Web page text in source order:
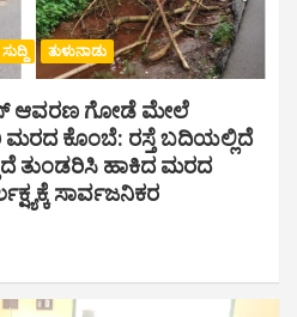
ತುಳುನಾಡು
ಆವರಣ ಗೋಡೆ ಮೇಲೆ
ಮರದ ಕೊಂಬೆ: ರಸ್ತೆ ಬದಿಯಲ್ಲಿದೆ
ತುಂಡರಿಸಿ ಹಾಕಿದ ಮರದ
ಸಾರ್ವಜನಿಕರ